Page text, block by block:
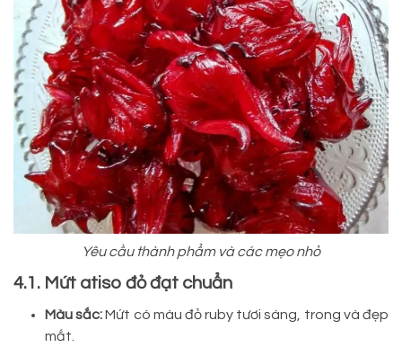
Yêu cầu thành phẩm và các mẹo nhỏ
4.1. Mứt atiso đỏ đạt chuẩn
Màu sắc:Mứt có màu đỏ ruby tươi sáng, trong và đẹp
mắt.